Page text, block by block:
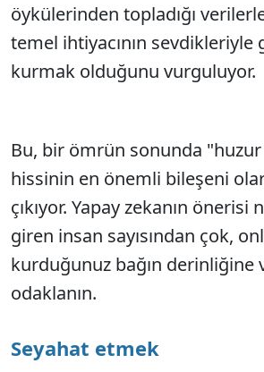
öykülerinden topladığı
temel ihtiyacının sevdikleriyle
kurmak olduğunu vurguluyor.
Bu, bir ömrün sonunda
hissinin en önemli bileşeni
çıkıyor. Yapay zekanın önerisi
giren insan sayısından çok,
kurduğunuz bağın derinliğine
odaklanın.
Seyahat etmek